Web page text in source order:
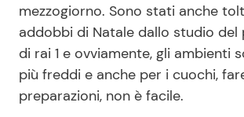
Pubblicità
Privacy Policy
mezzogiorno. Sono stati anche
addobbi di Natale dallo studio del
di rai 1 e ovviamente, gli ambienti
più freddi e anche per i cuochi,
preparazioni, non è facile.